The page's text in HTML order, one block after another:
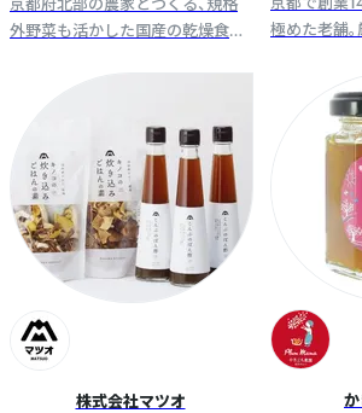
外野菜も活かした国産の乾燥食品
極めた老舗
株式会社マツオ